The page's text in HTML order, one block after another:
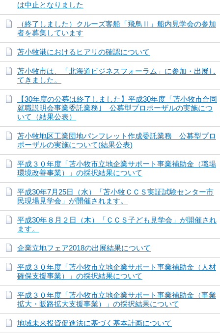
は中止となりました
（終了しました）クルーズ客船「飛鳥Ⅱ」船内見学会の参加
者を募集しています
苫小牧港におけるヒアリの確認について
苫小牧市は、「北海道ビジネスフォーラム」に参加・出展し
てきました。
【30年度の公募は終了しました】平成30年度「苫小牧市合同
就職説明会事業委託業務｣ 公募型プロポーザルの実施につ
いて（結果公表）
苫小牧地区工業団地パンフレット作成委託業務 公募型プロ
ポーザルの実施について(結果公表)
平成３０年度「苫小牧市立地企業サポート事業補助金（職場
環境改善事業）」の採択結果について
平成30年7月25日（水）「苫小牧ＣＣＳ実証試験センター市
民現場見学会」が開催されます。
平成30年８月２日（木）「ＣＣＳ子ども見学会」が開催され
ます。
企業立地フェア2018の出展結果について
平成３０年度「苫小牧市立地企業サポート事業補助金（人材
確保支援事業）」の採択結果について
平成３０年度「苫小牧市立地企業サポート事業補助金（事業
拡大・販路拡大支援事業）」の採択結果について
地域未来投資促進法に基づく基本計画について